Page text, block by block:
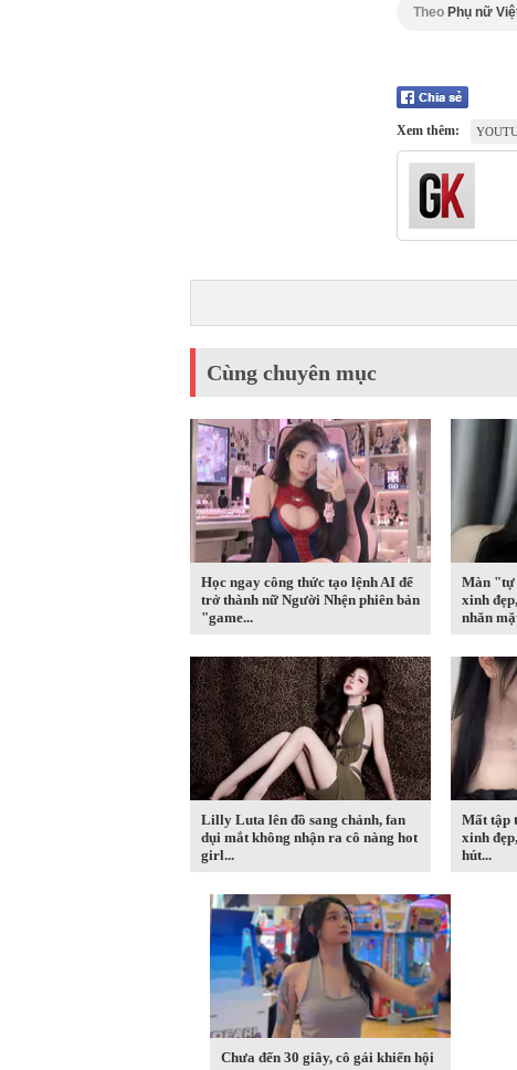
Theo Phụ nữ
Xem thêm:
Cùng chuyên mục
Học ngay công thức tạo lệnh AI để
trở thành nữ Người Nhện phiên bản
"game...
Màn "tự
xinh
nhăn
Lilly Luta lên đồ sang chảnh, fan
dụi mắt không nhận ra cô nàng hot
girl...
Mất tập
xinh
hút...
Chưa đến 30 giây, cô gái khiến hội